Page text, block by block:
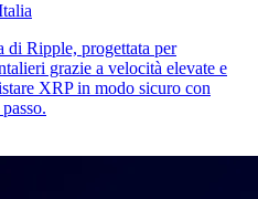
Ripple, progettata per
grazie a velocità elevate e
XRP in modo sicuro con